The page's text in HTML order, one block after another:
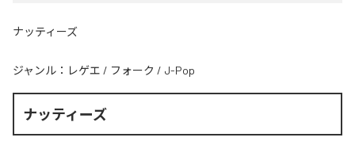
ナッティーズ
ジャンル： レゲエ / フォーク / J-Pop
ナッティーズ